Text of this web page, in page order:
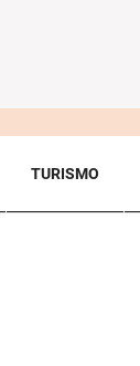
TURISMO